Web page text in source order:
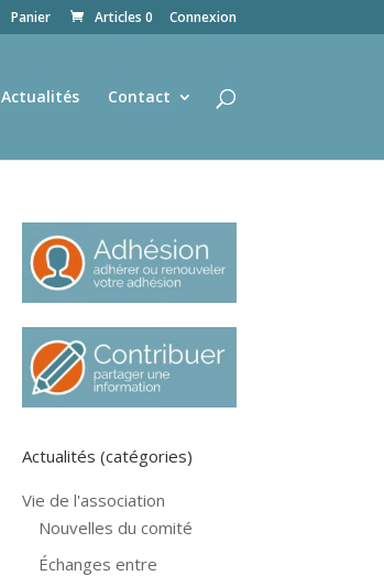
Connexion
Panier Articles 0
Actualités Contact
Actualités (catégories)
Vie de l'association
Nouvelles du comité
Échanges entre